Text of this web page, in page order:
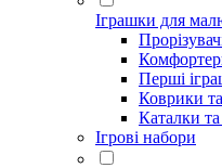
Іграшки для
Перші
Коврики та
Каталки
Ігрові набори